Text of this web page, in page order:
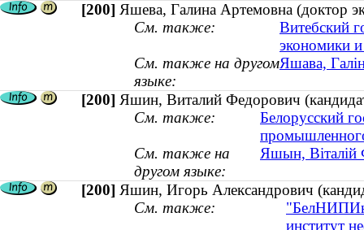
[200] Яшева, Галина Артемовна (доктор
См. также:
Витебский
экономики
См. также на другом
языке:
Яшава,
[200] Яшин, Виталий Федорович
См. также:
Белорусский
См. также на
другом языке:
Яшын, Віталій
[200] Яшин, Игорь Александрович
См. также:
институт